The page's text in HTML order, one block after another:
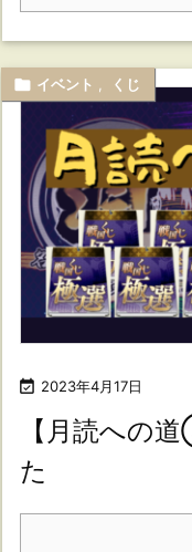
 2023年4月17日
 イベント くじ
【月読への
た